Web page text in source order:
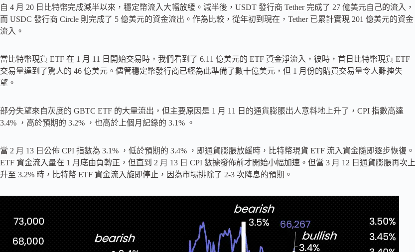
自 4 月 20 日比特幣完成減半以來，穩定幣流入大幅放緩。減半後，USDT 發行商 Tether 完成了 27 億美元自己的流入，
而 USDC 發行商 Circle 則完成了 5 億美元的資金流出。作為比較，從年初到現在，Tether 已累計實現 201 億美元的資金
流入。
當比特幣現貨 ETF 在 1 月 11 日開始交易時，我們看到了 6.11 億美元的 ETF 資金淨流入，彼時，首日比特幣現貨 ETF
交易量達到了驚人的 46 億美元。儘管穩定幣發行商已經為此準備了數十億美元，但 1 月份的購買交易量令人難掩失
望。
部分失望來自灰度的 GBTC ETF 的大量流出，但主要原因是 1 月 11 日的通貨膨脹出人意料地上升了，CPI 指數高達
3.4% ，高於預期的 3.2% ，也高於上個月記錄的 3.1% 。
當 2 月 13 日公佈 CPI 指數為 3.1% ，低於預期的 3.4% ，即通貨膨脹放緩時，比特幣現貨 ETF 流入資金隨即逐步恢復。
ETF 資金流入量在 1 月底由負轉正，但直到 2 月 13 日 CPI 數據發佈前才開始小幅加速。但當 3 月 12 日通貨膨脹再次上
升至 3.2% 時，比特幣 ETF 資金流入旋即停止，因為市場排除了 2-3 次降息的預期。